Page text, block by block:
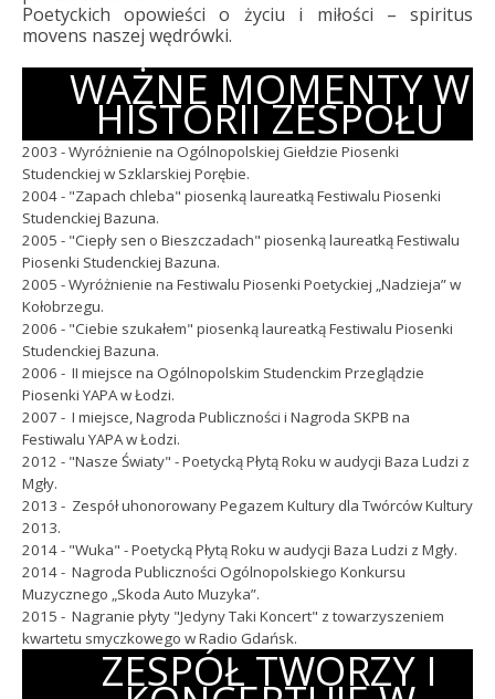
Poetyckich opowieści o życiu i miłości – spiritus
movens naszej wędrówki.
WAŻNE MOMENTY W
HISTORII ZESPOŁU
2003 - Wyróżnienie na Ogólnopolskiej Giełdzie Piosenki
Studenckiej w Szklarskiej Porębie.
2004 - "Zapach chleba" piosenką laureatką Festiwalu Piosenki
Studenckiej Bazuna.
2005 - "Ciepły sen o Bieszczadach" piosenką laureatką Festiwalu
Piosenki Studenckiej Bazuna.
2005 - Wyróżnienie na Festiwalu Piosenki Poetyckiej „Nadzieja” w
Kołobrzegu.
2006 - "Ciebie szukałem" piosenką laureatką Festiwalu Piosenki
Studenckiej Bazuna.
2006 - II miejsce na Ogólnopolskim Studenckim Przeglądzie
Piosenki YAPA w Łodzi.
2007 - I miejsce, Nagroda Publiczności i Nagroda SKPB na
Festiwalu YAPA w Łodzi.
2012 - "Nasze Światy" - Poetycką Płytą Roku w audycji Baza Ludzi z
Mgły.
2013 - Zespół uhonorowany Pegazem Kultury dla Twórców Kultury
2013.
2014 - "Wuka" - Poetycką Płytą Roku w audycji Baza Ludzi z Mgły.
2014 - Nagroda Publiczności Ogólnopolskiego Konkursu
Muzycznego „Skoda Auto Muzyka”.
2015 - Nagranie płyty "Jedyny Taki Koncert" z towarzyszeniem
kwartetu smyczkowego w Radio Gdańsk.
ZESPÓŁ TWORZY I